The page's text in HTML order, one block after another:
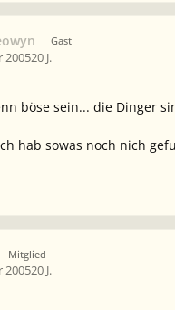
Gast
200520 J.
böse sein... die Dinger
hab sowas noch nich
Mitglied
200520 J.